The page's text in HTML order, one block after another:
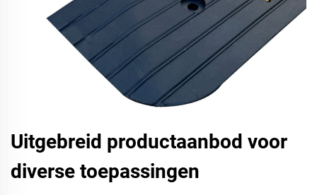
Uitgebreid productaanbod voor
diverse toepassingen